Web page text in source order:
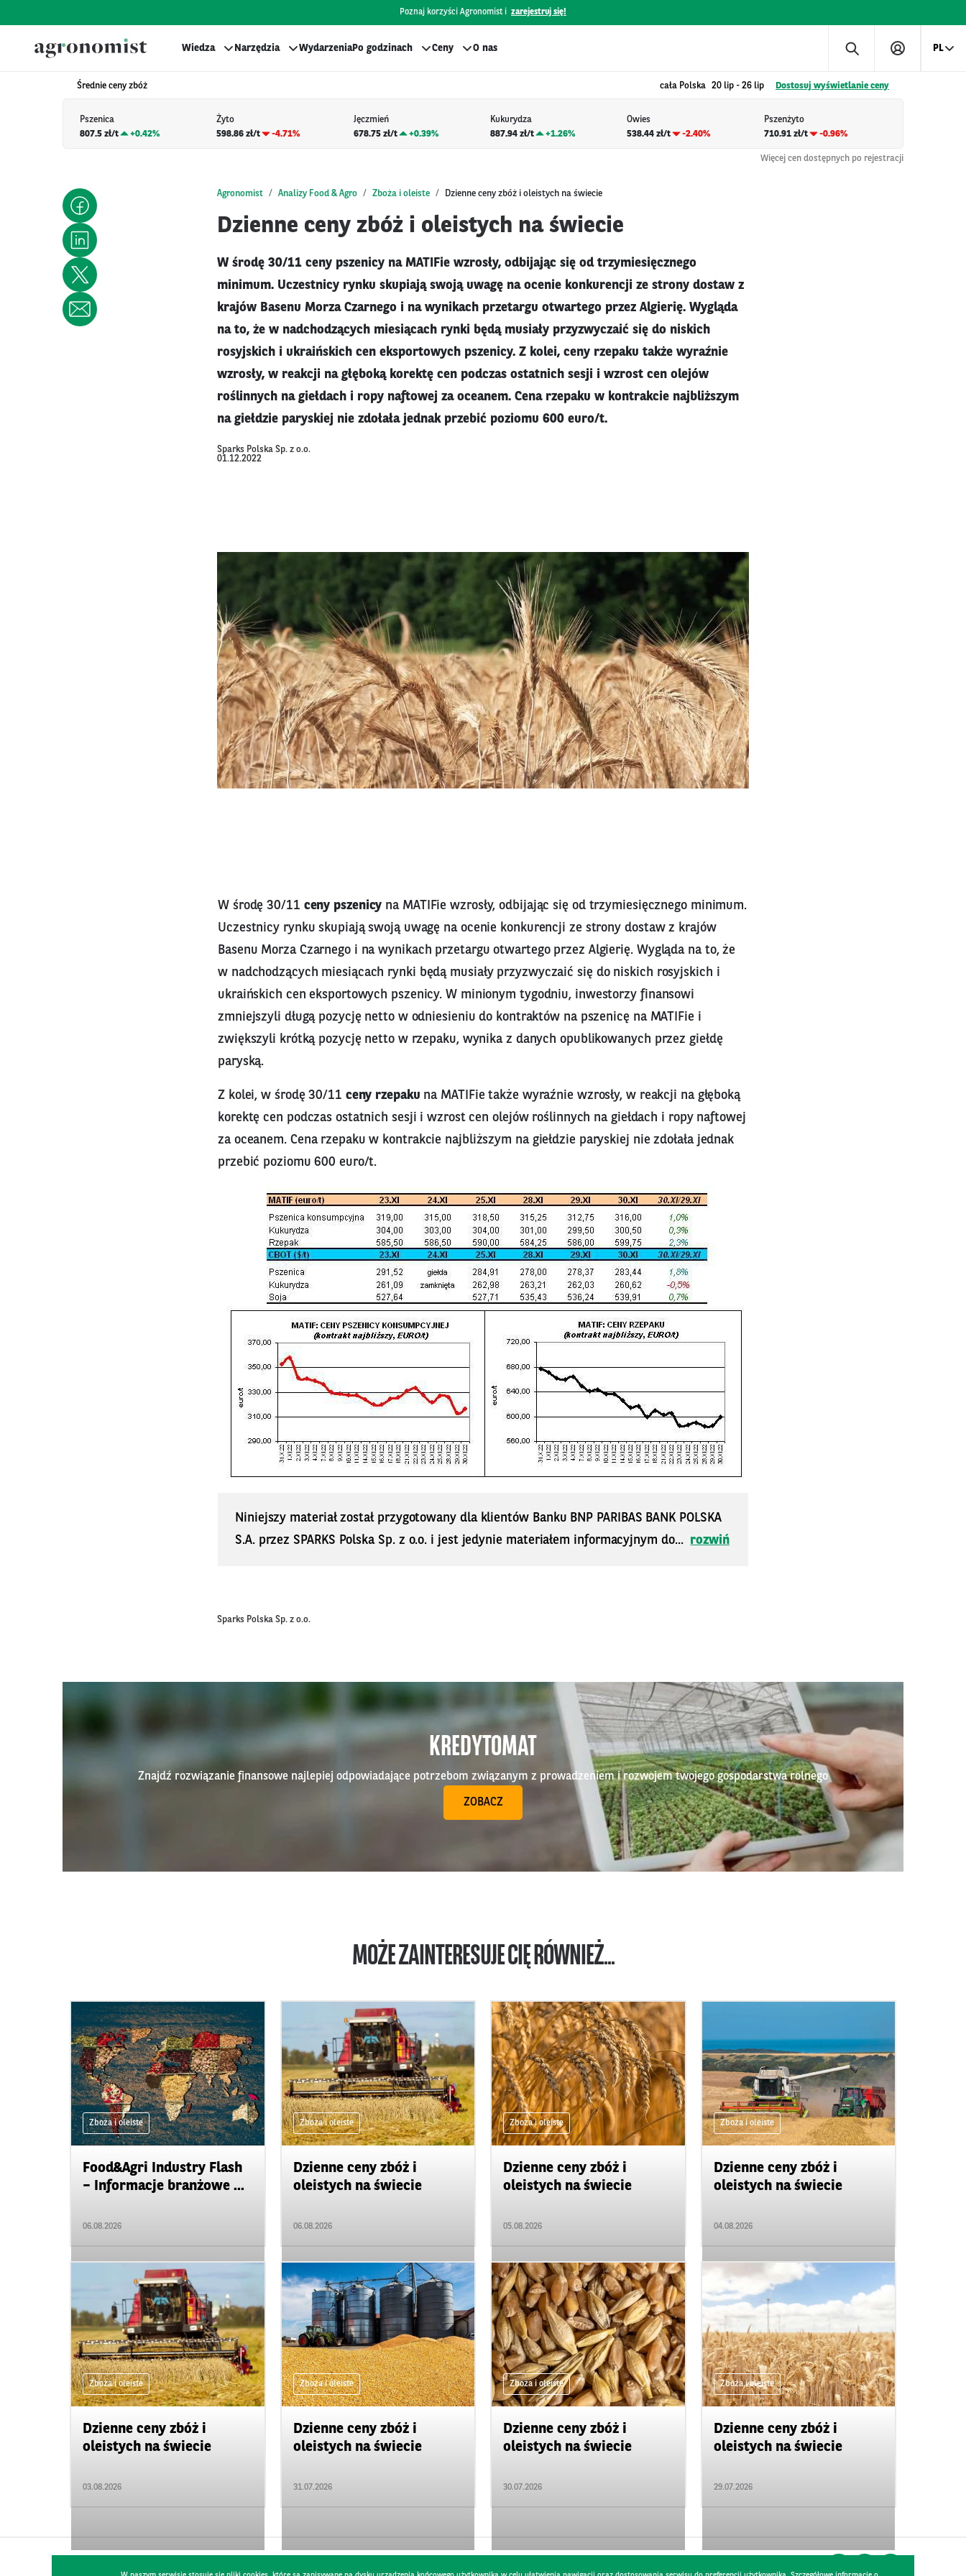
Poznaj korzyści Agronomist i zarejestruj się!
Wiedza Narzędzia WydarzeniaPo godzinach Ceny O nas PL
Średnie ceny zbóż cała Polska 20 lip - 26 lip Dostosuj wyświetlanie ceny
Pszenica
807.5 zł/t
+0.42%
Żyto
598.86 zł/t
-4.71%
Jęczmień
678.75 zł/t
+0.39%
Kukurydza
887.94 zł/t
+1.26%
Owies
538.44 zł/t
-2.40%
Pszenżyto
710.91 zł/t
-0.96%
Więcej cen dostępnych po rejestracji
Agronomist Analizy Food & Agro Zboża i oleiste Dzienne ceny zbóż i oleistych na świecie
Dzienne ceny zbóż i oleistych na świecie
W środę 30/11 ceny pszenicy na MATIFie wzrosły, odbijając się od trzymiesięcznego
minimum. Uczestnicy rynku skupiają swoją uwagę na ocenie konkurencji ze strony dostaw z
krajów Basenu Morza Czarnego i na wynikach przetargu otwartego przez Algierię. Wygląda
na to, że w nadchodzących miesiącach rynki będą musiały przyzwyczaić się do niskich
rosyjskich i ukraińskich cen eksportowych pszenicy. Z kolei, ceny rzepaku także wyraźnie
wzrosły, w reakcji na głęboką korektę cen podczas ostatnich sesji i wzrost cen olejów
roślinnych na giełdach i ropy naftowej za oceanem. Cena rzepaku w kontrakcie najbliższym
na giełdzie paryskiej nie zdołała jednak przebić poziomu 600 euro/t.
Sparks Polska Sp. z o.o.
01.12.2022
W środę 30/11 ceny pszenicy na MATIFie wzrosły, odbijając się od trzymiesięcznego minimum.
Uczestnicy rynku skupiają swoją uwagę na ocenie konkurencji ze strony dostaw z krajów
Basenu Morza Czarnego i na wynikach przetargu otwartego przez Algierię. Wygląda na to, że
w nadchodzących miesiącach rynki będą musiały przyzwyczaić się do niskich rosyjskich i
ukraińskich cen eksportowych pszenicy. W minionym tygodniu, inwestorzy finansowi
zmniejszyli długą pozycję netto w odniesieniu do kontraktów na pszenicę na MATIFie i
zwiększyli krótką pozycję netto w rzepaku, wynika z danych opublikowanych przez giełdę
paryską.
Z kolei, w środę 30/11 ceny rzepaku na MATIFie także wyraźnie wzrosły, w reakcji na głęboką
korektę cen podczas ostatnich sesji i wzrost cen olejów roślinnych na giełdach i ropy naftowej
za oceanem. Cena rzepaku w kontrakcie najbliższym na giełdzie paryskiej nie zdołała jednak
przebić poziomu 600 euro/t.
Niniejszy materiał został przygotowany dla klientów Banku BNP PARIBAS BANK POLSKA
S.A. przez SPARKS Polska Sp. z o.o. i jest jedynie materiałem informacyjnym do... rozwiń
Sparks Polska Sp. z o.o.
KREDYTOMAT
Znajdź rozwiązanie finansowe najlepiej odpowiadające potrzebom związanym z prowadzeniem i rozwojem twojego gospodarstwa rolnego
ZOBACZ
MOŻE ZAINTERESUJE CIĘ RÓWNIEŻ...
Zboża i oleiste
Food&Agri Industry Flash
– Informacje branżowe ...
06.08.2026
Zboża i oleiste
Dzienne ceny zbóż i
oleistych na świecie
06.08.2026
Zboża i oleiste
Dzienne ceny zbóż i
oleistych na świecie
05.08.2026
Zboża i oleiste
Dzienne ceny zbóż i
oleistych na świecie
04.08.2026
Zboża i oleiste
Dzienne ceny zbóż i
oleistych na świecie
03.08.2026
Zboża i oleiste
Dzienne ceny zbóż i
oleistych na świecie
31.07.2026
Zboża i oleiste
Dzienne ceny zbóż i
oleistych na świecie
30.07.2026
Zboża i oleiste
Dzienne ceny zbóż i
oleistych na świecie
29.07.2026